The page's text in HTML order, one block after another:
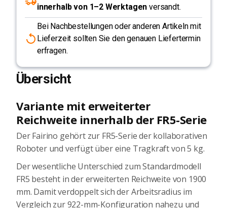
innerhalb von 1–2 Werktagen versandt.
Bei Nachbestellungen oder anderen Artikeln mit
Lieferzeit sollten Sie den genauen Liefertermin
erfragen.
Übersicht
Variante mit erweiterter
Reichweite innerhalb der FR5-Serie
Der Fairino gehört zur FR5-Serie der kollaborativen
Roboter und verfügt über eine Tragkraft von 5 kg.
Der wesentliche Unterschied zum Standardmodell
FR5 besteht in der erweiterten Reichweite von 1900
mm. Damit verdoppelt sich der Arbeitsradius im
Vergleich zur 922-mm-Konfiguration nahezu und